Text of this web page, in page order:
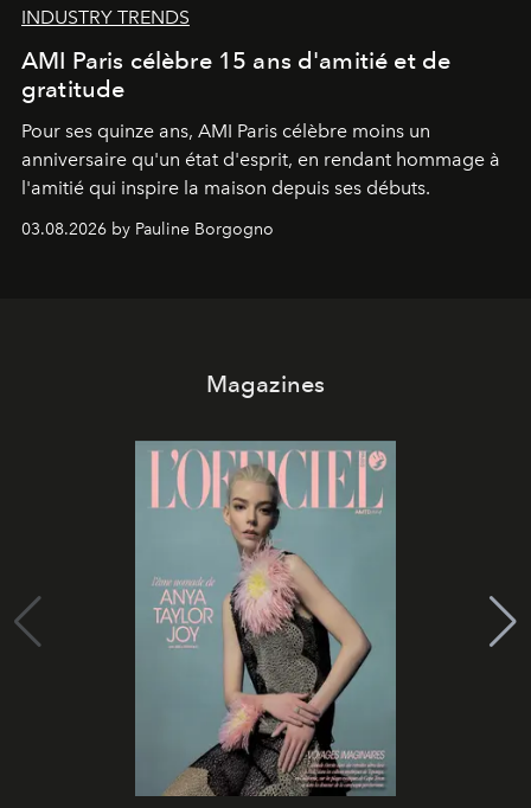
INDUSTRY TRENDS
AMI Paris célèbre 15 ans d'amitié et de
gratitude
Pour ses quinze ans, AMI Paris célèbre moins un
anniversaire qu'un état d'esprit, en rendant hommage à
l'amitié qui inspire la maison depuis ses débuts.
03.08.2026 by Pauline Borgogno
Magazines